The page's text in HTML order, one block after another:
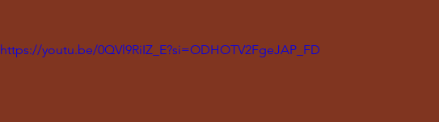
https://youtu.be/0QVl9RiIZ_E?si=ODHOTV2FgeJAP_FD